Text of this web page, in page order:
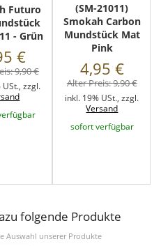
Futuro
- Grün
€
9,90 €
USt., zzgl.
(SM-21011)
Smokah Carbon
Mundstück Mat
Pink
4,95 €
Alter Preis:9,90 €
inkl. 19% USt., zzgl.
Versand
sofort verfügbar
folgende Produkte
Auswahl unserer Produkte